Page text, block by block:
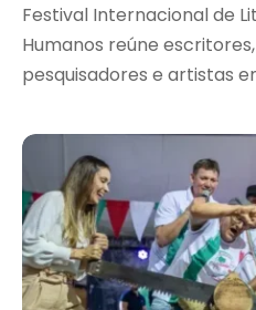
Festival Internacional de
Humanos reúne
pesquisadores e artistas